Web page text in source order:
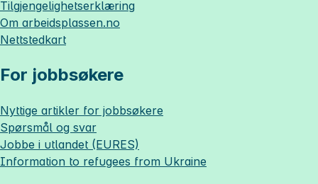
Tilgjengelighetserklæring
Om arbeidsplassen.no
Nettstedkart
For jobbsøkere
Nyttige artikler for jobbsøkere
Spørsmål og svar
Jobbe i utlandet (EURES)
Information to refugees from Ukraine